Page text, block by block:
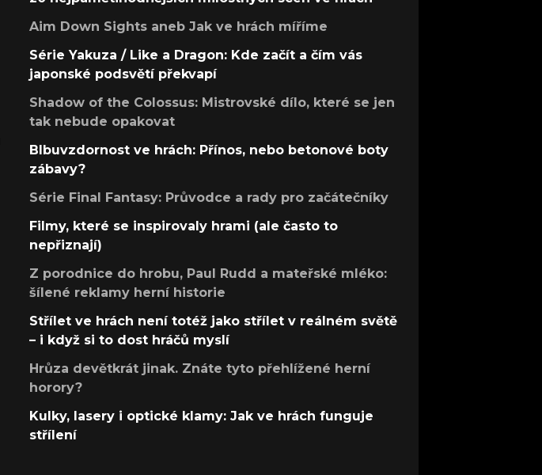
Aim Down Sights aneb Jak ve hrách míříme
Série Yakuza / Like a Dragon: Kde začít a čím vás
japonské podsvětí překvapí
Shadow of the Colossus: Mistrovské dílo, které se jen
tak nebude opakovat
Blbuvzdornost ve hrách: Přínos, nebo betonové boty
zábavy?
Série Final Fantasy: Průvodce a rady pro začátečníky
Filmy, které se inspirovaly hrami (ale často to
nepřiznají)
Z porodnice do hrobu, Paul Rudd a mateřské mléko:
šílené reklamy herní historie
Střílet ve hrách není totéž jako střílet v reálném světě
– i když si to dost hráčů myslí
Hrůza devětkrát jinak. Znáte tyto přehlížené herní
horory?
Kulky, lasery i optické klamy: Jak ve hrách funguje
střílení